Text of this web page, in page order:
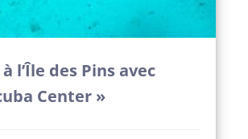
l’Île des Pins avec
Center »